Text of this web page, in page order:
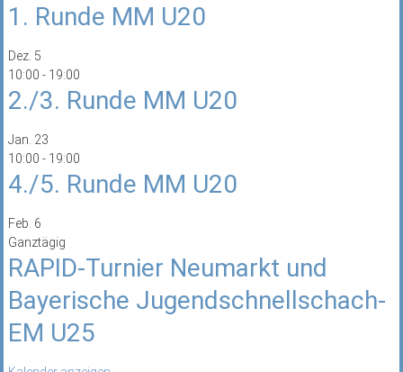
1. Runde MM U20
Dez. 5
10:00 - 19:00
2./3. Runde MM U20
Jan. 23
10:00 - 19:00
4./5. Runde MM U20
Feb. 6
Ganztägig
RAPID-Turnier Neumarkt und
Bayerische Jugendschnellschach-
EM U25